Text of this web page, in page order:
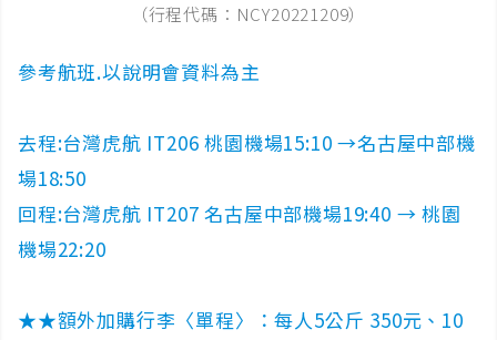
（行程代碼：NCY20221209）
參考航班.以說明會資料為主
去程:台灣虎航 IT206 桃園機場15:10 →名古屋中部機
場18:50
回程:台灣虎航 IT207 名古屋中部機場19:40 → 桃園
機場22:20
★★額外加購行李〈單程〉：每人5公斤 350元、10